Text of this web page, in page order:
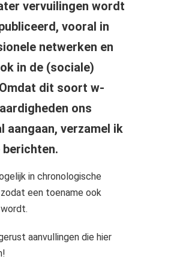
vervuilingen wordt
vooral in
netwerken en
in de (sociale)
dit soort w-
ons
aangaan, verzamel ik
berichten.
in chronologische
een toename ook
aanvullingen die hier